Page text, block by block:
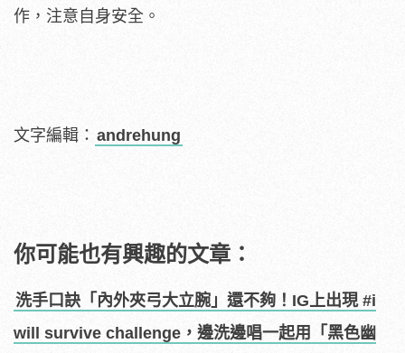
作，注意自身安全。
文字編輯： andrehung
你可能也有興趣的文章：
洗手口訣「內外夾弓大立腕」還不夠！IG上出現 #i
will survive challenge，邊洗邊唱一起用「黑色幽